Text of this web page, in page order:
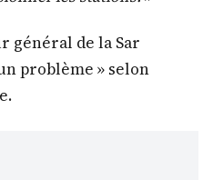
général de la Sar
problème » selon